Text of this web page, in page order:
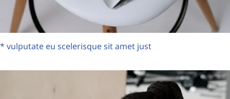
* vulputate eu scelerisque sit amet just